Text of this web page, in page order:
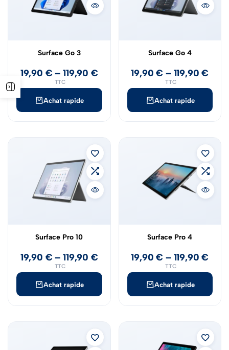
Achat rapide
Surface Go 3
19,90 € –119,90 €
TTC
Achat rapide
Surface Go 4
19,90€ – 119,90€
TTC
Achat rapide
Surface Pro 10
19,90 € –119,90 €
TTC
Achat rapide
Surface Pro 4
19,90€ – 119,90€
TTC